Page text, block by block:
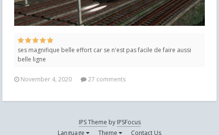
ses magnifique belle effort car se n'est pas facile de faire aussi
belle ligne
November 4, 2020 27 comments
IPS Theme by IPSFocus
Language
Theme Contact Us